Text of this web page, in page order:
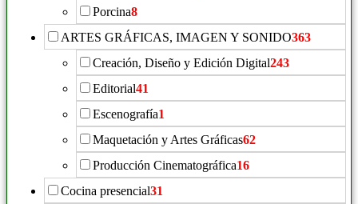
Porcina8
ARTES GRÁFICAS, IMAGEN Y SONIDO363
Creación, Diseño y Edición Digital243
Editorial41
Escenografía1
Maquetación y Artes Gráficas62
Producción Cinematográfica16
Cocina presencial31